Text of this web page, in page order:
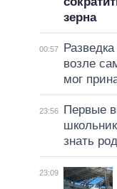
зерна
00:57
возле
мог
23:56
Первые
знать
23:09